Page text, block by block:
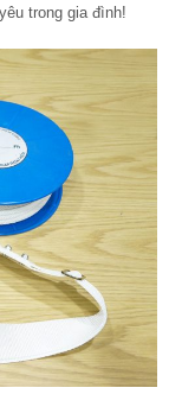
trong gia đình!